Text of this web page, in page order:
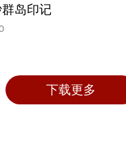
岛印记
下载更多